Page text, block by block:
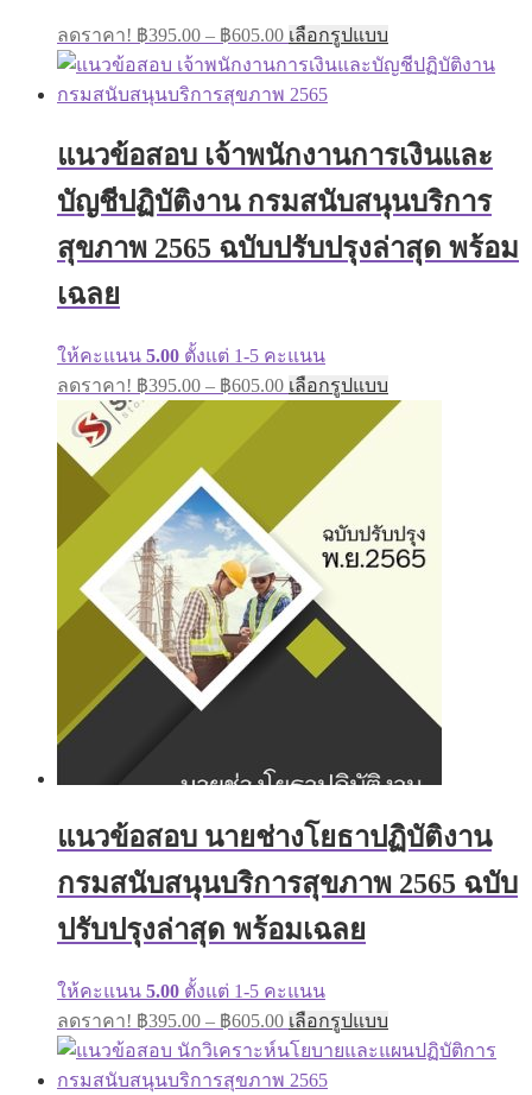
ลดราคา! ฿395.00 – ฿605.00Price
range:
฿395.00
through
เลือกรูปแบบ
product
has
The
options
be
chosen
on
the
แนวข้อสอบ เจ้าพนักงานการเงินและ
บัญชีปฏิบัติงาน กรมสนับสนุนบริการ
สุขภาพ 2565 ฉบับปรับปรุงล่าสุด พร้อม
เฉลย
ให้คะแนน 5.00 ตั้งแต่ 1-5 คะแนน
ลดราคา! ฿395.00 – ฿605.00Price
range:
฿605.00
เลือกรูปแบบ
product
has
may
be
chosen
แนวข้อสอบ นายช่างโยธาปฏิบัติงาน
กรมสนับสนุนบริการสุขภาพ 2565 ฉบับ
ปรับปรุงล่าสุด พร้อมเฉลย
ให้คะแนน 5.00 ตั้งแต่ 1-5 คะแนน
ลดราคา! ฿395.00 – ฿605.00Price
range:
฿395.00
through
เลือกรูปแบบ
product
has